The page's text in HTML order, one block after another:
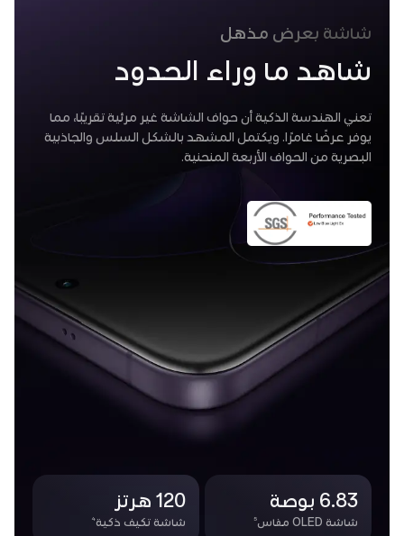
شاشة بعرض مذهل
شاهد ما وراء الحدود
تعني الهندسة الذكية أن حواف الشاشة غير مرئية تقريبًا، مما
يوفر عرضًا غامرًا. ويكتمل المشهد بالشكل السلس والجاذبية
البصرية من الحواف الأربعة المنحنية.
120 هرتز
شاشة تكيف ذكية4
6.83 بوصة
شاشة OLED مقاس 5